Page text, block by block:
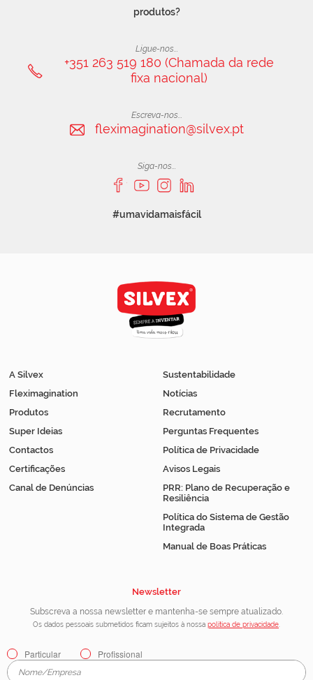
produtos?
Ligue-nos...
+351 263 519 180 (Chamada da rede
fixa nacional)
Escreva-nos...
fleximagination@silvex.pt
Siga-nos...
#umavidamaisfácil
A Silvex
Fleximagination
Produtos
Super Ideias
Contactos
Certificações
Canal de Denúncias
Sustentabilidade
Notícias
Recrutamento
Perguntas Frequentes
Política de Privacidade
Avisos Legais
PRR: Plano de Recuperação e
Resiliência
Política do Sistema de Gestão
Integrada
Manual de Boas Práticas
Newsletter
Subscreva a nossa newsletter e mantenha-se sempre atualizado.
Os dados pessoais submetidos ficam sujeitos à nossa política de privacidade
Particular Profissional